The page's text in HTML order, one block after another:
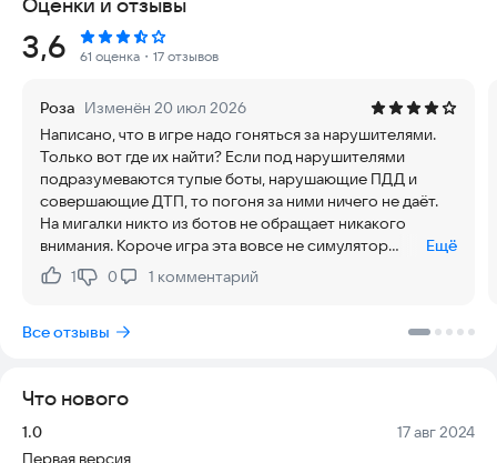
зарабатывай деньги на тюнинг твоего УАЗ Бобик, покупай
дома и квартиры.
- Полная свобода действий в деревне и городе: можно
выходить из машины УАЗ - Русская полиция, бегать по улицам
и заходить в дома.
- Приобретение недвижимости - купи себе новую квартиру
или большой загородный дом.
- Русские тачки на дорогах игры, ты можешь встретить такие
машины как - тонированный приорик, уаз буханку, газ волгу,
автобус пазик, оку, горбатый запорожец, ваз девятку, ладу
гранту и многие другие советские автомобили.
плотном автомобильном трафике. Сможешь ли ты водить
сбивать пешеходов?
- Автомобильное движение и гуляющие люди на улицах
Рейтинг:
3,6 61 оценка ・17 отзывов
Роза Изменён 20 июл 2026
Написано, что в игре надо гоняться за нарушителями.
Только вот где их найти? Если под нарушителями
подразумеваются тупые боты, нарушающие ПДД и
совершающие ДТП, то погоня за ними ничего не даëт.
На мигалки никто из ботов не обращает никакого
внимания. Короче игра эта вовсе не симулятор
полиции, ибо нельзя никого ни задержать, ни даже
оштрафовать.
Ещё
Нравится:
1Не нравится:
0 1 комментарий
Все отзывы
Что нового
Версия:
1.0 Дата:
17 авг 2024
Первая версия